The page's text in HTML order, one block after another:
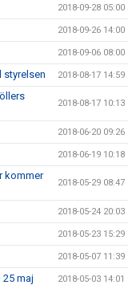
2018-09-28 05:00
2018-09-26 14:00
2018-09-06 08:00
2018-08-17 14:59
2018-08-17 10:13
2018-06-20 09:26
2018-06-19 10:18
kommer
2018-05-29 08:47
2018-05-24 20:03
2018-05-23 15:29
2018-05-07 11:39
25 maj 2018-05-03 14:01